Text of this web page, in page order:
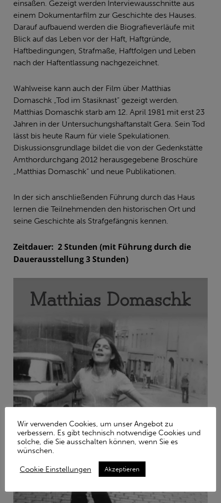
einsaßen. Gezeigt werden Interviewausschnitte aus
einem Dokumentarfilm zur Geschichte des Hauses.
Darauf aufbauend werden die Biografieverläufe mit
Blick auf das Leben vor der Haft, Haftgründe,
Haftbedingungen, Strafmaße, Haftfolgen und Leben
nach der Haftentlassung nachgezeichnet.
Wahlweise kann auch der Film über Matthias
Domaschk „Tod im Stasiknast“ gezeigt werden.
Matthias Domaschk starb am 12. April 1981 mit erst 23
Jahren in der Untersuchungshaftanstalt Gera. Sein Tod
lässt bis heute Raum für viele Spekulationen.
Diskussionsgrundlage bildet die von der Gedenkstätte
Amthordurchgang 2012 herausgegebene Broschüre
„Matthias Domaschk“ und neue Publikationen.
In der sich anschließenden Führung durch das Haus
lernen die Teilnehmenden den historischen Ort und
seine Geschichte als Strafgefängnis kennen.
Zeitdauer: 2 Stunden (mit Führung durch die
Dauerausstellung 3 Stunden)
Wir verwenden Cookies, um unser Angebot zu
verbessern. Es gibt technisch notwendige Cookies und
solche, die Sie ausschalten können, wenn Sie es
wünschen.
Cookie Einstellungen Akzeptieren